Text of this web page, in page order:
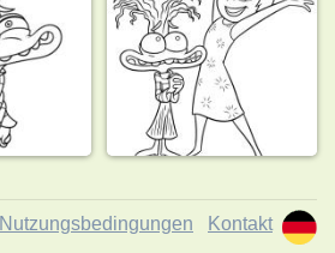
Nutzungsbedingungen Kontakt